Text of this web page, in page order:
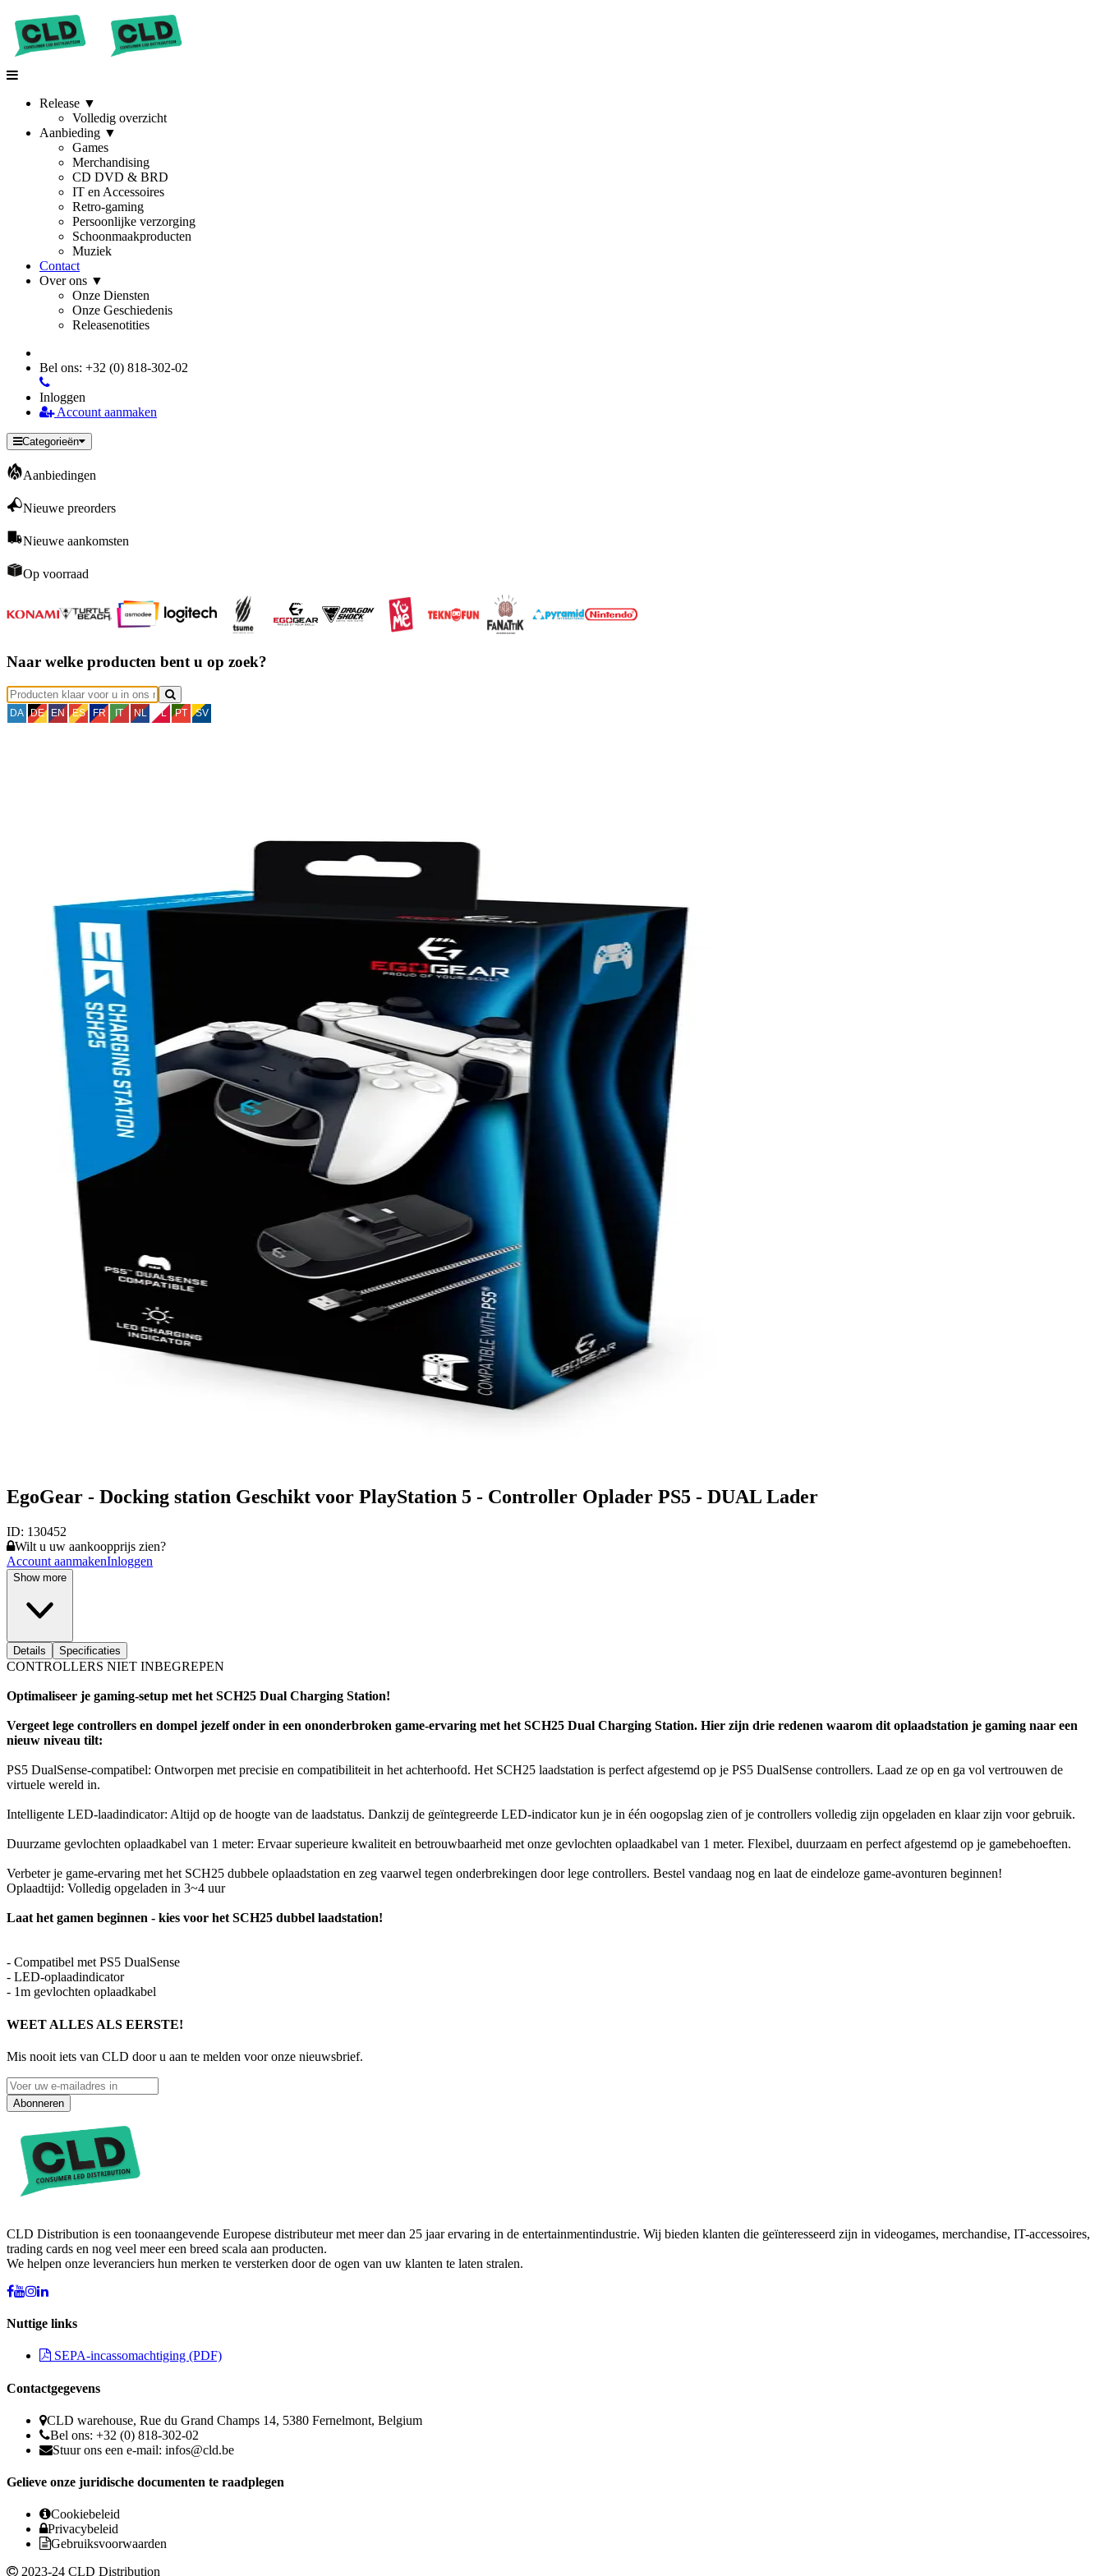
Release ▼
Volledig overzicht
Aanbieding ▼
Games
Merchandising
CD DVD & BRD
IT en Accessoires
Retro-gaming
Persoonlijke verzorging
Schoonmaakproducten
Muziek
Contact
Over ons ▼
Onze Diensten
Onze Geschiedenis
Releasenotities
Bel ons: +32 (0) 818-302-02
Inloggen
Account aanmaken
Categorieën
Aanbiedingen
Nieuwe preorders
Nieuwe aankomsten
Op voorraad
Naar welke producten bent u op zoek?
EgoGear - Docking station Geschikt voor PlayStation 5 - Controller Oplader PS5 - DUAL Lader
ID: 130452
Wilt u uw aankoopprijs zien?
Account aanmakenInloggen
Show more
Details Specificaties
CONTROLLERS NIET INBEGREPEN
Optimaliseer je gaming-setup met het SCH25 Dual Charging Station!
Vergeet lege controllers en dompel jezelf onder in een ononderbroken game-ervaring met het SCH25 Dual Charging Station. Hier zijn drie redenen waarom dit oplaadstation je gaming naar een
nieuw niveau tilt:
PS5 DualSense-compatibel: Ontworpen met precisie en compatibiliteit in het achterhoofd. Het SCH25 laadstation is perfect afgestemd op je PS5 DualSense controllers. Laad ze op en ga vol vertrouwen de
virtuele wereld in.
Intelligente LED-laadindicator: Altijd op de hoogte van de laadstatus. Dankzij de geïntegreerde LED-indicator kun je in één oogopslag zien of je controllers volledig zijn opgeladen en klaar zijn voor gebruik.
Duurzame gevlochten oplaadkabel van 1 meter: Ervaar superieure kwaliteit en betrouwbaarheid met onze gevlochten oplaadkabel van 1 meter. Flexibel, duurzaam en perfect afgestemd op je gamebehoeften.
Verbeter je game-ervaring met het SCH25 dubbele oplaadstation en zeg vaarwel tegen onderbrekingen door lege controllers. Bestel vandaag nog en laat de eindeloze game-avonturen beginnen!
Oplaadtijd: Volledig opgeladen in 3~4 uur
Laat het gamen beginnen - kies voor het SCH25 dubbel laadstation!
- Compatibel met PS5 DualSense
- LED-oplaadindicator
- 1m gevlochten oplaadkabel
WEET ALLES ALS EERSTE!
Mis nooit iets van CLD door u aan te melden voor onze nieuwsbrief.
Abonneren
CLD Distribution is een toonaangevende Europese distributeur met meer dan 25 jaar ervaring in de entertainmentindustrie. Wij bieden klanten die geïnteresseerd zijn in videogames, merchandise, IT-accessoires,
trading cards en nog veel meer een breed scala aan producten.
We helpen onze leveranciers hun merken te versterken door de ogen van uw klanten te laten stralen.
Nuttige links
SEPA-incassomachtiging (PDF)
Contactgegevens
CLD warehouse, Rue du Grand Champs 14, 5380 Fernelmont, Belgium
Bel ons: +32 (0) 818-302-02
Stuur ons een e-mail: infos@cld.be
Gelieve onze juridische documenten te raadplegen
Cookiebeleid
Privacybeleid
Gebruiksvoorwaarden
2023-24 CLD Distribution